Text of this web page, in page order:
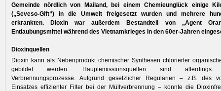
Gemeinde nördlich von Mailand, bei einem Chemieunglück einige
(„Seveso-Gift“) in die Umwelt freigesetzt wurden und mehrere
erkrankten. Dioxin war außerdem Bestandteil von „Agent
Entlaubungsmittel während des Vietnamkrieges in den 60er-Jahren
Dioxinquellen
Dioxin kann als Nebenprodukt chemischer Synthesen chlorierter
gebildet werden. Hauptemissionsquellen sind allerdings
Verbrennungsprozesse. Aufgrund gesetzlicher Regularien – z.B. des
Einsatzes effizienter Filter bei der Müllverbrennung – konnte die